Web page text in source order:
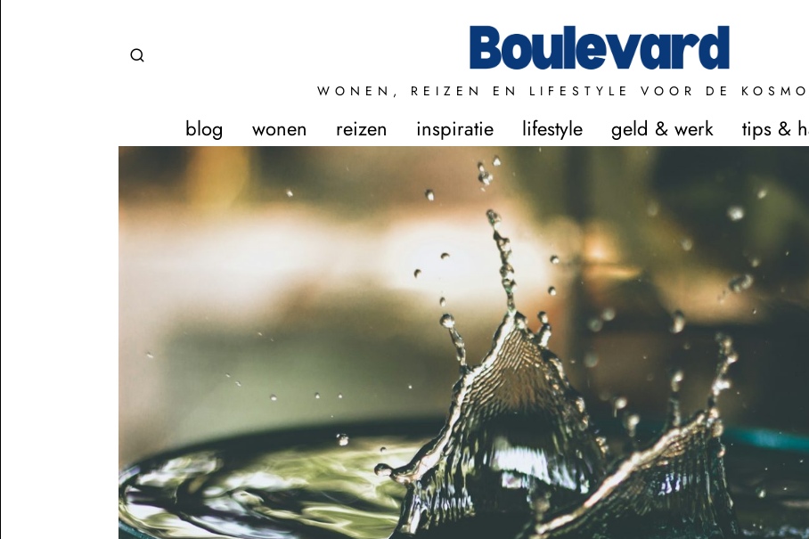
WONEN, REIZEN EN LIFESTYLE VOOR DE
blog wonen reizen inspiratie lifestyle geld & werk tips &